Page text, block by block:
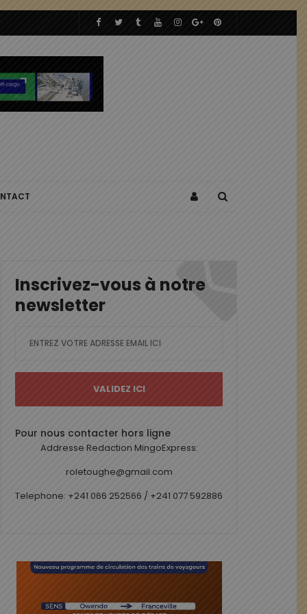
Inscrivez-vous à notre
newsletter
Pour nous contacter hors ligne
Addresse Redaction MingoExpress:
roletoughe@gmail.com
Telephone: +241 066 252566 / +241 077 592886